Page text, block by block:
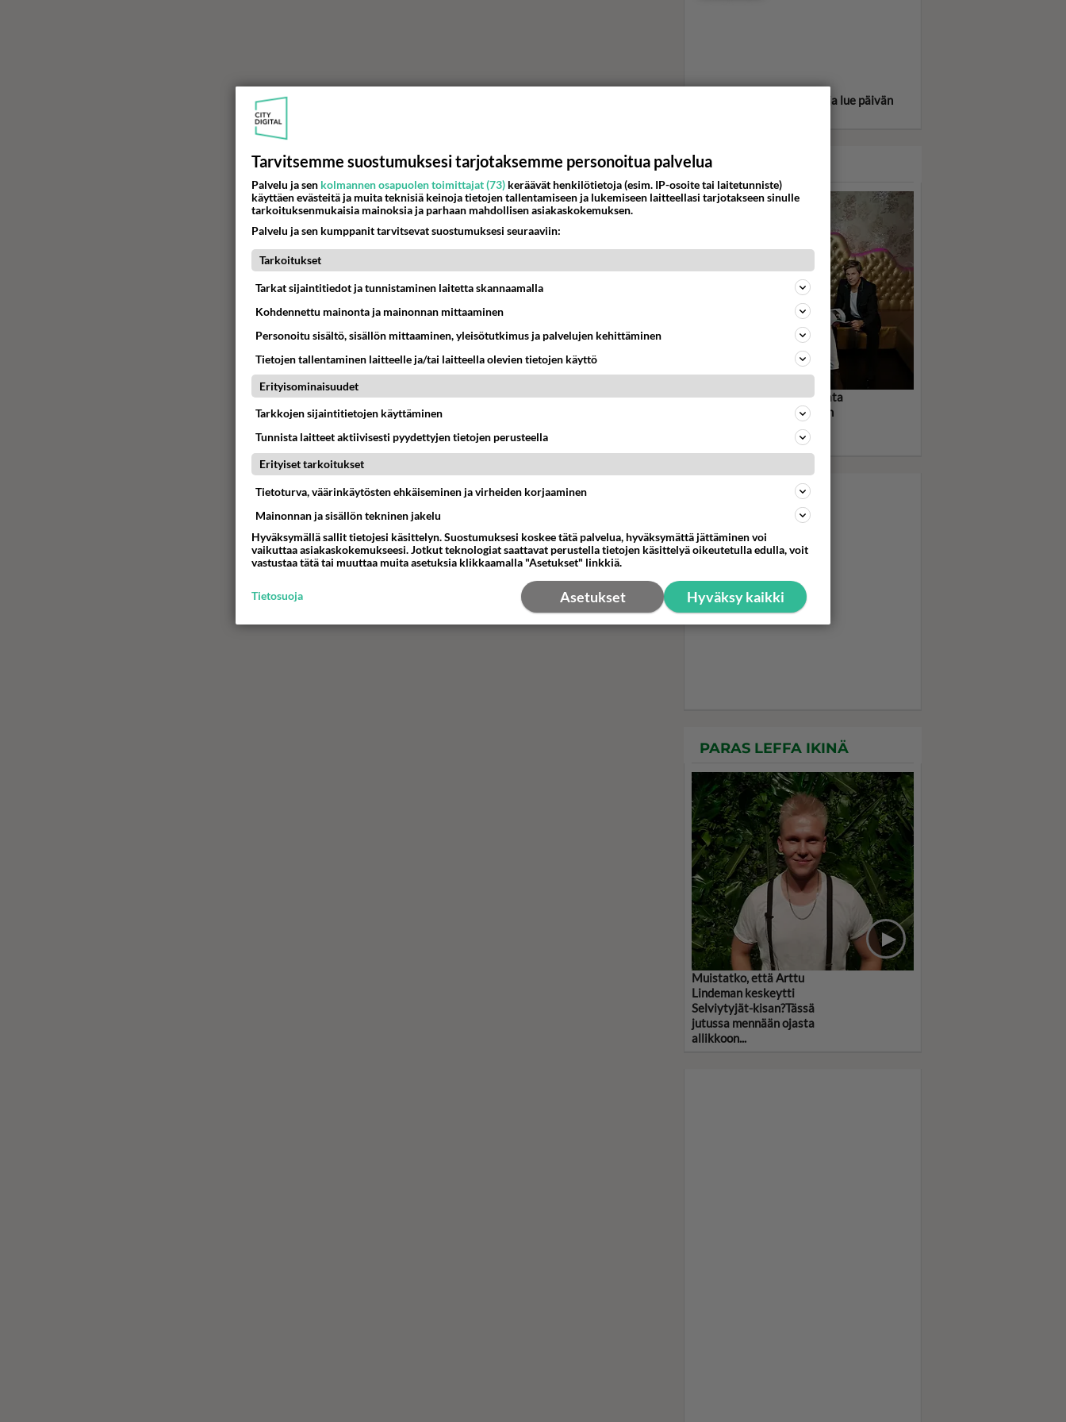
Valitse oma tähtimerkkisi ja lue päivän
KASARI
Duran Duran uskalsi meikata
ja tanssia - Pop-ura lentoon
rohkealla musavideolla -
PARAS LEFFA IKINÄ
Muistatko, että Arttu
Lindeman keskeytti
Selviytyjät-kisan?Tässä
jutussa mennään ojasta
allikkoon...
Tarvitsemme suostumuksesi tarjotaksemme personoitua palvelua
Palvelu ja sen kolmannen osapuolen toimittajat (73) keräävät henkilötietoja (esim. IP-osoite tai laitetunniste)
käyttäen evästeitä ja muita teknisiä keinoja tietojen tallentamiseen ja lukemiseen laitteellasi tarjotakseen sinulle
tarkoituksenmukaisia mainoksia ja parhaan mahdollisen asiakaskokemuksen.
Palvelu ja sen kumppanit tarvitsevat suostumuksesi seuraaviin:
Tarkoitukset
Tarkat sijaintitiedot ja tunnistaminen laitetta skannaamalla
Kohdennettu mainonta ja mainonnan mittaaminen
Personoitu sisältö, sisällön mittaaminen, yleisötutkimus ja palvelujen kehittäminen
Tietojen tallentaminen laitteelle ja/tai laitteella olevien tietojen käyttö
Erityisominaisuudet
Tarkkojen sijaintitietojen käyttäminen
Tunnista laitteet aktiivisesti pyydettyjen tietojen perusteella
Erityiset tarkoitukset
Tietoturva, väärinkäytösten ehkäiseminen ja virheiden korjaaminen
Mainonnan ja sisällön tekninen jakelu
Hyväksymällä sallit tietojesi käsittelyn. Suostumuksesi koskee tätä palvelua, hyväksymättä jättäminen voi
vaikuttaa asiakaskokemukseesi. Jotkut teknologiat saattavat perustella tietojen käsittelyä oikeutetulla edulla, voit
vastustaa tätä tai muuttaa muita asetuksia klikkaamalla "Asetukset" linkkiä.
Hyväksy kaikki
Asetukset
Tietosuoja